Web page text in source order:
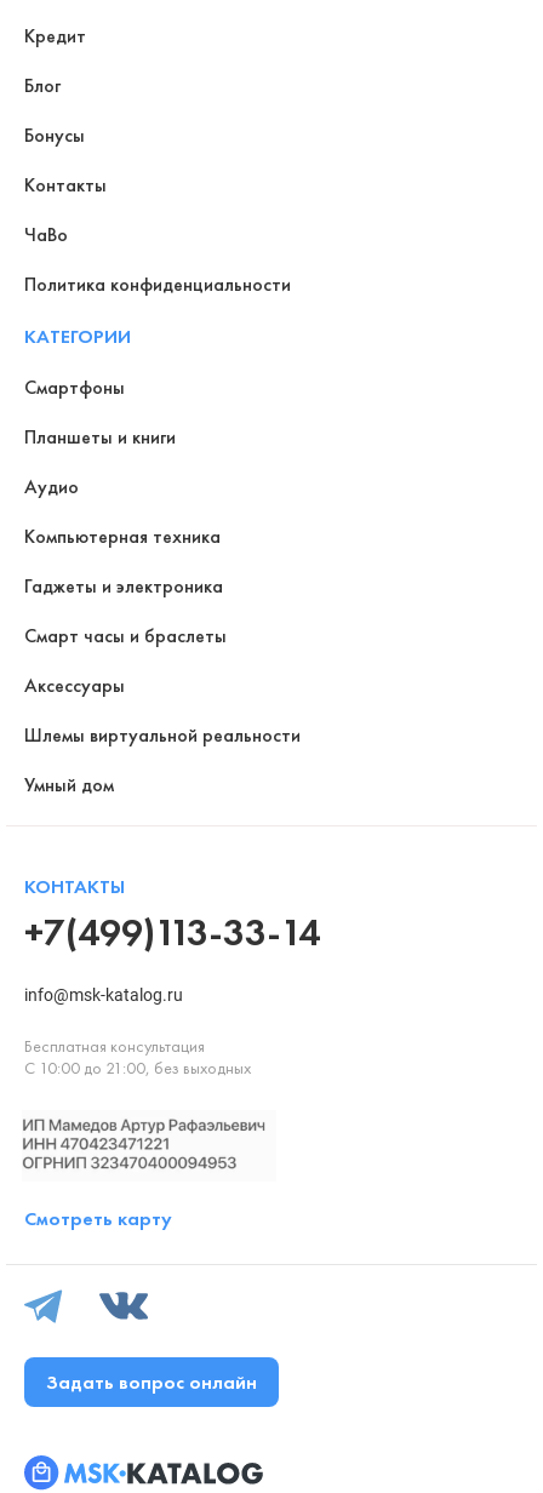
Кредит
Блог
Бонусы
Контакты
ЧаВо
Политика конфиденциальности
КАТЕГОРИИ
Смартфоны
Планшеты и книги
Аудио
Компьютерная техника
Гаджеты и электроника
Смарт часы и браслеты
Аксессуары
Шлемы виртуальной реальности
Умный дом
КОНТАКТЫ
+7(499)113-33-14
info@msk-katalog.ru
Бесплатная консультация
С 10:00 до 21:00, без выходных
Смотреть карту
Задать вопрос онлайн